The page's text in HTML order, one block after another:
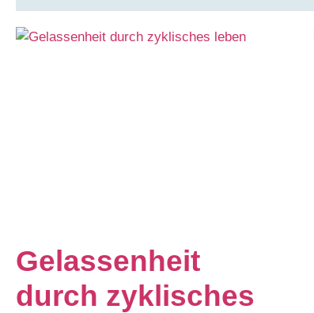
Gelassenheit
durch zyklisches